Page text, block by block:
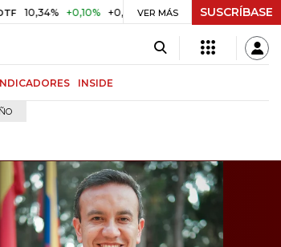
+0,10% +0,98% UVR $ 416,81 +$ 0,05 +0,01%
VER MÁS SUSCRÍBASE
INSIDE